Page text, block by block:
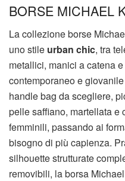
BORSE MICHAEL
La collezione borse
uno stile urban chic, tra
metallici, manici a catena
contemporaneo e
handle bag da scegliere,
pelle saffiano, martellata e
femminili, passando ai
bisogno di più capienza.
silhouette strutturate
removibili, la borsa